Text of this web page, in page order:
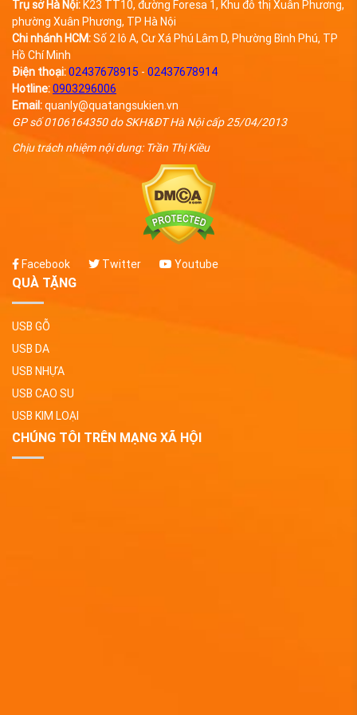
Trụ sở Hà Nội:K23 TT10, đường Foresa 1, Khu đô thị Xuân Phương,
phường Xuân Phương, TP Hà Nội
Chi nhánh HCM:Số 2 lô A, Cư Xá Phú Lâm D, Phường Bình Phú, TP
Hồ Chí Minh
Điện thoại:02437678915 - 02437678914
Hotline:0903296006
Email:quanly@quatangsukien.vn
GP số 0106164350 do SKH&ĐT Hà Nội cấp 25/04/2013
Chịu trách nhiệm nội dung: Trần Thị Kiều
Facebook Twitter Youtube
QUÀ TẶNG
USB GỖ
USB DA
USB NHỰA
USB CAO SU
USB KIM LOẠI
CHÚNG TÔI TRÊN MẠNG XÃ HỘI